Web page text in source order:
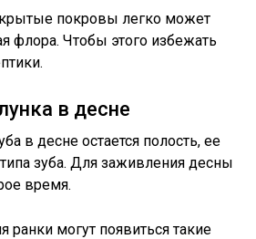
покровы легко может
флора. Чтобы этого избежать
в десне
в десне остается полость, ее
зуба. Для заживления десны
время.
ранки могут появиться такие